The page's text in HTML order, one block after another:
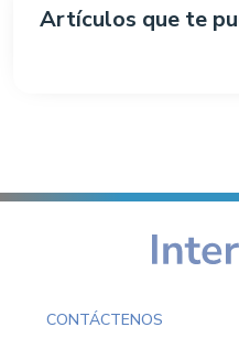
Artículos que te
CONTÁCTENOS